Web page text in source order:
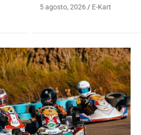
5 agosto, 2026 E-Kart